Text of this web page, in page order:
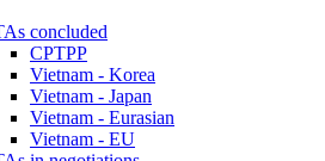
concluded
CPTPP
Vietnam - Korea
Vietnam - Japan
Vietnam - Eurasian
Vietnam - EU